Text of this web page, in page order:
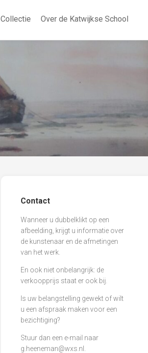
Collectie Over de Katwijkse School
Contact
Wanneer u dubbelklikt op een
afbeelding, krijgt u informatie over
de kunstenaar en de afmetingen
van het werk.
En ook niet onbelangrijk: de
verkoopprijs staat er ook bij.
Is uw belangstelling gewekt of wilt
u een afspraak maken voor een
bezichtiging?
Stuur dan een e-mail naar
g.heeneman@wxs.nl